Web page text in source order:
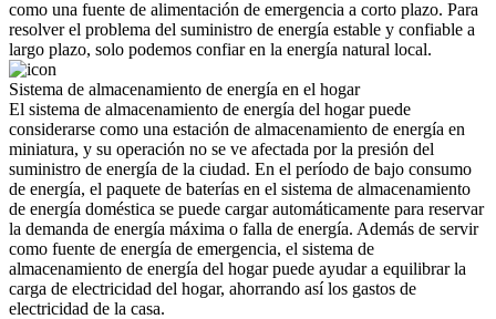
como una fuente de alimentación de emergencia a corto plazo. Para
resolver el problema del suministro de energía estable y confiable a
largo plazo, solo podemos confiar en la energía natural local.
Sistema de almacenamiento de energía en el hogar
El sistema de almacenamiento de energía del hogar puede
considerarse como una estación de almacenamiento de energía en
miniatura, y su operación no se ve afectada por la presión del
suministro de energía de la ciudad. En el período de bajo consumo
de energía, el paquete de baterías en el sistema de almacenamiento
de energía doméstica se puede cargar automáticamente para reservar
la demanda de energía máxima o falla de energía. Además de servir
como fuente de energía de emergencia, el sistema de
almacenamiento de energía del hogar puede ayudar a equilibrar la
carga de electricidad del hogar, ahorrando así los gastos de
electricidad de la casa.